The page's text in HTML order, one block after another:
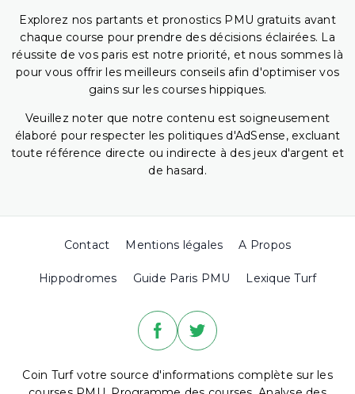
Explorez nos partants et pronostics PMU gratuits avant
chaque course pour prendre des décisions éclairées. La
réussite de vos paris est notre priorité, et nous sommes là
pour vous offrir les meilleurs conseils afin d'optimiser vos
gains sur les courses hippiques.
Veuillez noter que notre contenu est soigneusement
élaboré pour respecter les politiques d'AdSense, excluant
toute référence directe ou indirecte à des jeux d'argent et
de hasard.
Contact Mentions légales A Propos
Hippodromes Guide Paris PMU Lexique Turf
Coin Turf votre source d'informations complète sur les